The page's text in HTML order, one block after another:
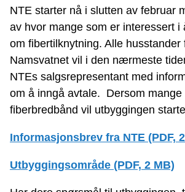
NTE starter nå i slutten av februar
av hvor mange som er interessert i
om fibertilknytning. Alle husstander
Namsvatnet vil i den nærmeste
NTEs salgsrepresentant med
om å inngå avtale. Dersom mange
fiberbredbånd vil utbyggingen
Informasjonsbrev fra NTE (PDF,
Utbyggingsområde (PDF, 2 MB)